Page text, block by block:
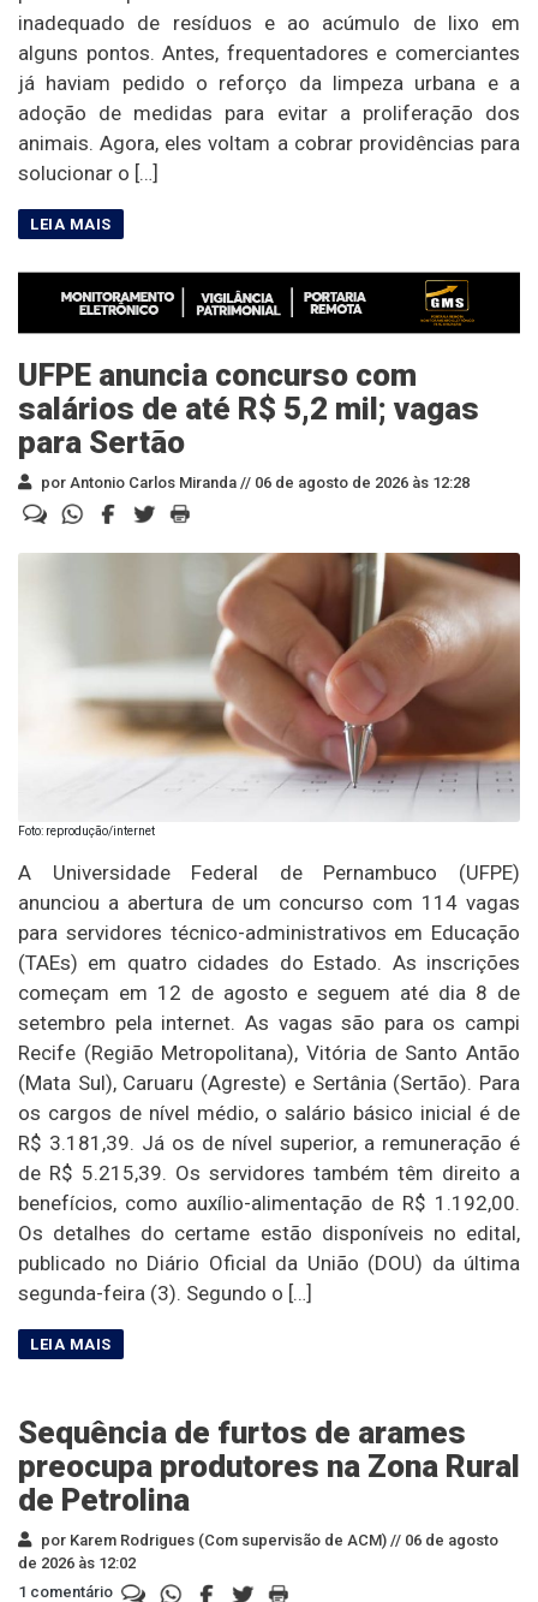
inadequado de resíduos e ao acúmulo de lixo em
alguns pontos. Antes, frequentadores e comerciantes
já haviam pedido o reforço da limpeza urbana e a
adoção de medidas para evitar a proliferação dos
animais. Agora, eles voltam a cobrar providências para
solucionar o […]
UFPE anuncia concurso com
salários de até R$ 5,2 mil; vagas
para Sertão
por Antonio Carlos Miranda // 06 de agosto de 2026 às 12:28
Foto: reprodução/internet
A Universidade Federal de Pernambuco (UFPE)
anunciou a abertura de um concurso com 114 vagas
para servidores técnico-administrativos em Educação
(TAEs) em quatro cidades do Estado. As inscrições
começam em 12 de agosto e seguem até dia 8 de
setembro pela internet. As vagas são para os campi
Recife (Região Metropolitana), Vitória de Santo Antão
(Mata Sul), Caruaru (Agreste) e Sertânia (Sertão). Para
os cargos de nível médio, o salário básico inicial é de
R$ 3.181,39. Já os de nível superior, a remuneração é
de R$ 5.215,39. Os servidores também têm direito a
benefícios, como auxílio-alimentação de R$ 1.192,00.
Os detalhes do certame estão disponíveis no edital,
publicado no Diário Oficial da União (DOU) da última
segunda-feira (3). Segundo o […]
Sequência de furtos de arames
preocupa produtores na Zona Rural
de Petrolina
por Karem Rodrigues (Com supervisão de ACM) // 06 de agosto
de 2026 às 12:02
1 comentário